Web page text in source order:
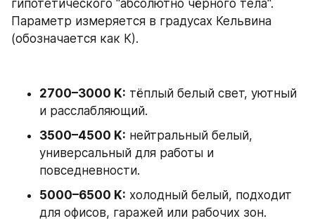
гипотетического "абсолютно чёрного тела".
Параметр измеряется в градусах Кельвина
(обозначается как К).
2700–3000 K: тёплый белый свет, уютный
и расслабляющий.
3500–4500 K: нейтральный белый,
универсальный для работы и
повседневности.
5000–6500 K: холодный белый, подходит
для офисов, гаражей или рабочих зон.